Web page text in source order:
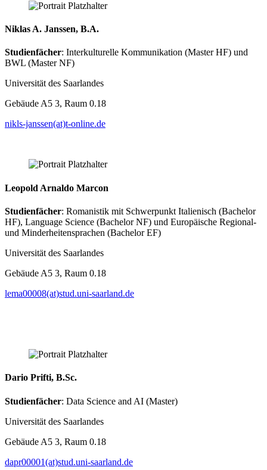
Niklas A. Janssen, B.A.
Studienfächer: Interkulturelle Kommunikation (Master HF) und
BWL (Master NF)
Universität des Saarlandes
Gebäude A5 3, Raum 0.18
nikls-janssen(at)t-online.de
Leopold Arnaldo Marcon
Studienfächer: Romanistik mit Schwerpunkt Italienisch (Bachelor
HF), Language Science (Bachelor NF) und Europäische Regional-
und Minderheitensprachen (Bachelor EF)
Universität des Saarlandes
Gebäude A5 3, Raum 0.18
lema00008(at)stud.uni-saarland.de
Dario Prifti, B.Sc.
Studienfächer: Data Science and AI (Master)
Universität des Saarlandes
Gebäude A5 3, Raum 0.18
dapr00001(at)stud.uni-saarland.de